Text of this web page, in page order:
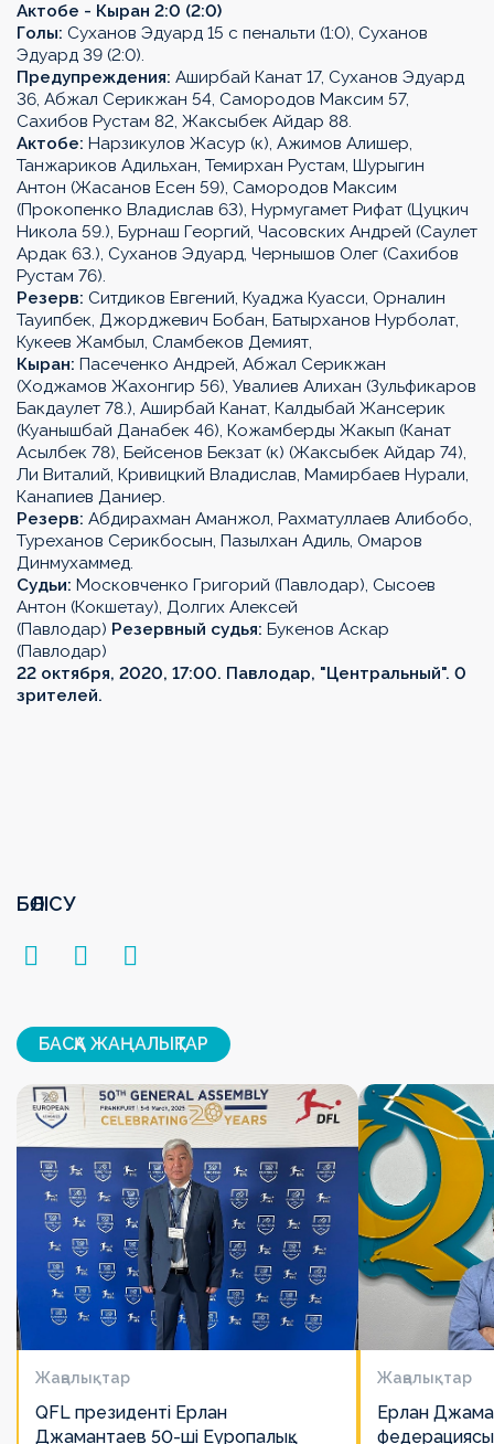
Актобе - Кыран 2:0 (2:0)
Голы: Суханов Эдуард 15 с пенальти (1:0), Суханов
Эдуард 39 (2:0).
Предупреждения: Аширбай Канат 17, Суханов Эдуард
36, Абжал Серикжан 54, Самородов Максим 57,
Сахибов Рустам 82, Жаксыбек Айдар 88.
Актобе: Нарзикулов Жасур (к), Ажимов Алишер,
Танжариков Адильхан, Темирхан Рустам, Шурыгин
Антон (Жасанов Есен 59), Самородов Максим
(Прокопенко Владислав 63), Нурмугамет Рифат (Цуцкич
Никола 59.), Бурнаш Георгий, Часовских Андрей (Саулет
Ардак 63.), Суханов Эдуард, Чернышов Олег (Сахибов
Рустам 76).
Резерв: Ситдиков Евгений, Куаджа Куасси, Орналин
Тауипбек, Джорджевич Бобан, Батырханов Нурболат,
Кукеев Жамбыл, Сламбеков Демият,
Кыран: Пасеченко Андрей, Абжал Серикжан
(Ходжамов Жахонгир 56), Увалиев Алихан (Зульфикаров
Бакдаулет 78.), Аширбай Канат, Калдыбай Жансерик
(Куанышбай Данабек 46), Кожамберды Жакып (Канат
Асылбек 78), Бейсенов Бекзат (к) (Жаксыбек Айдар 74),
Ли Виталий, Кривицкий Владислав, Мамирбаев Нурали,
Канапиев Даниер.
Резерв: Абдирахман Аманжол, Рахматуллаев Алибобо,
Туреханов Серикбосын, Пазылхан Адиль, Омаров
Динмухаммед.
Судьи: Московченко Григорий (Павлодар), Сысоев
Антон (Кокшетау), Долгих Алексей
(Павлодар) Резервный судья: Букенов Аскар
(Павлодар)
22 октября, 2020, 17:00. Павлодар, "Центральный". 0
зрителей.
БӨЛІСУ
БАСҚА ЖАҢАЛЫҚТАР
Жаңалықтар
QFL президенті Ерлан
Джамантаев 50-ші Еуропалық
Жаңалықтар
Ерлан